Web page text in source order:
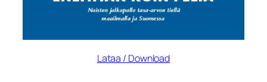
Lataa / Download